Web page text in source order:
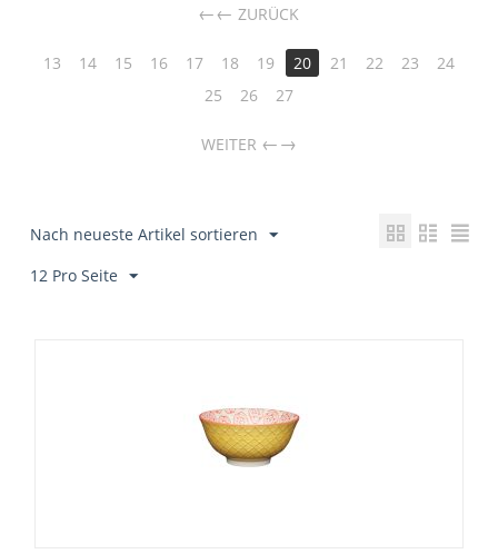
← ZURÜCK
13 14 15 16 17 18 19 20 21 22 23
24
25
26 27
WEITER →
Nach neueste Artikel sortieren
12 Pro Seite